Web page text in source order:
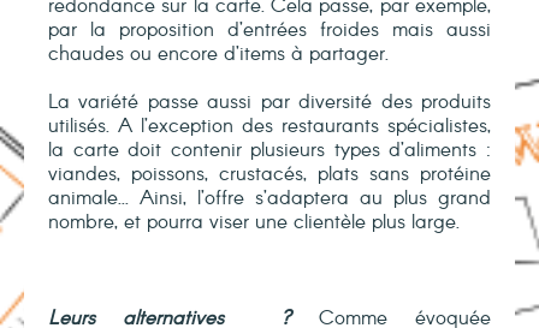
redondance sur la carte. Cela passe, par exemple,
par la proposition d’entrées froides mais aussi
chaudes ou encore d’items à partager.
La variété passe aussi par diversité des produits
utilisés. A l’exception des restaurants spécialistes,
la carte doit contenir plusieurs types d’aliments :
viandes, poissons, crustacés, plats sans protéine
animale... Ainsi, l’offre s’adaptera au plus grand
nombre, et pourra viser une clientèle plus large.
Leurs alternatives ? Comme évoquée